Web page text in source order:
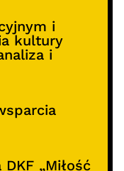
i
kultury
i
„Miłość